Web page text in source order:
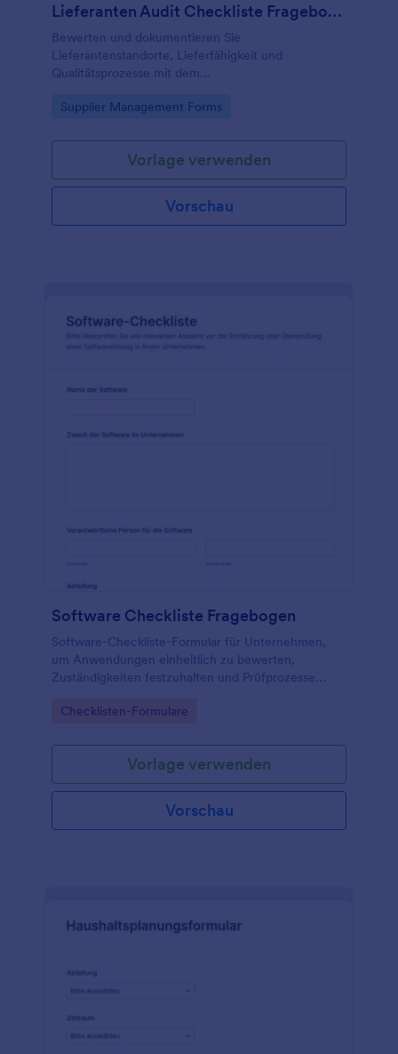
Lieferanten Audit Checkliste Fragebogen
Bewerten und dokumentieren Sie
Lieferantenstandorte, Lieferfähigkeit und
Qualitätsprozesse mit dem
Jotform, ideal für Einkauf und Qualitätsmanagement
Go to Category:
Supplier Management Forms
Vorlage verwenden
Vorschau
Software Checkliste Fragebogen
Software-Checkliste-Formular für Unternehmen,
um Anwendungen einheitlich zu bewerten,
Zuständigkeiten festzuhalten und Prüfprozesse
koordinieren.
Go to Category:
Checklisten-Formulare
Vorlage verwenden
Vorschau